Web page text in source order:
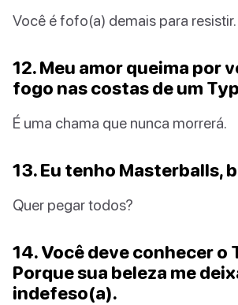
Você é fofo(a) demais para resistir.
12. Meu amor queima por
fogo nas costas de um
É uma chama que nunca morrerá.
13. Eu tenho Masterballs,
Quer pegar todos?
14. Você deve conhecer o
Porque sua beleza me
indefeso(a).